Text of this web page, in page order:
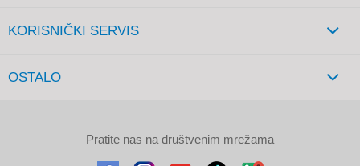
KORISNIČKI SERVIS
OSTALO
Pratite nas na društvenim mrežama